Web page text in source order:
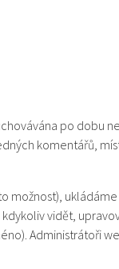
po dobu
komentářů,
možnost),
vidět,
Administrátoři